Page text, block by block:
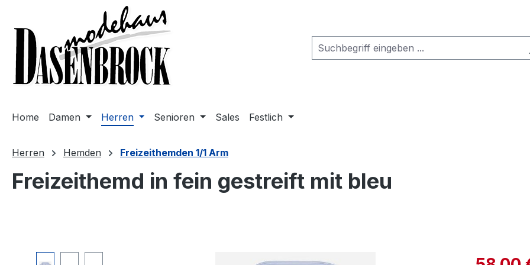
Hauptinhalt springen
Zur Hauptnavigation springen
Home Damen Herren Senioren Sales Festlich
Herren Hemden Freizeithemden 1/1 Arm
Freizeithemd in fein gestreift mit bleu